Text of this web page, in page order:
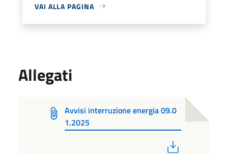
VAI ALLA PAGINA
Allegati
Avvisi interruzione energia 09.0
1.2025